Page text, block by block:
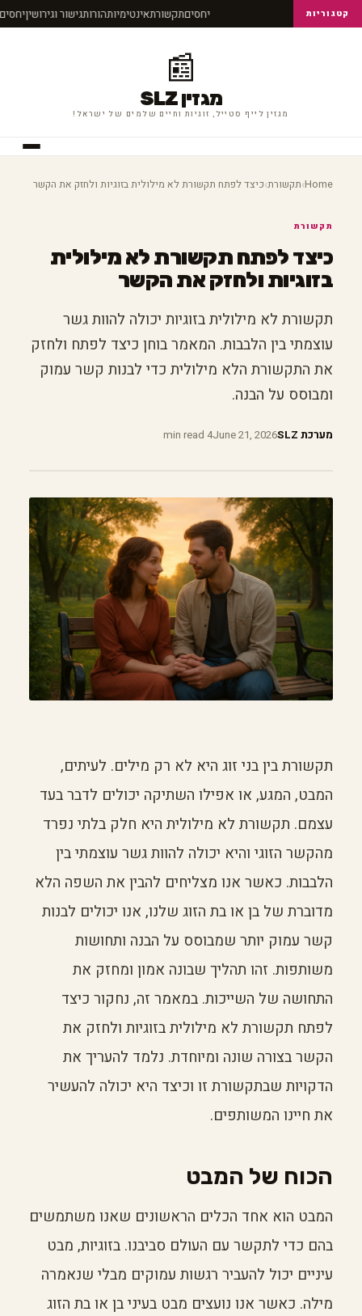
קטגוריות יחסיםתקשורתאינטימיותהורותגישור וגירושין
📰
מגזין SLZ
מגזין לייף סטייל, זוגיות וחיים שלמים של ישראל!
Home
›תקשורת›כיצד לפתח תקשורת לא מילולית בזוגיות ולחזק את הקשר
תקשורת
כיצד לפתח תקשורת לא מילולית
בזוגיות ולחזק את הקשר
תקשורת לא מילולית בזוגיות יכולה להוות גשר
עוצמתי בין הלבבות. המאמר בוחן כיצד לפתח ולחזק
את התקשורת הלא מילולית כדי לבנות קשר עמוק
ומבוסס על הבנה.
מערכת SLZ June 21, 2026
4 min read
תקשורת בין בני זוג היא לא רק מילים. לעיתים,
המבט, המגע, או אפילו השתיקה יכולים לדבר בעד
עצמם. תקשורת לא מילולית היא חלק בלתי נפרד
מהקשר הזוגי והיא יכולה להוות גשר עוצמתי בין
הלבבות. כאשר אנו מצליחים להבין את השפה הלא
מדוברת של בן או בת הזוג שלנו, אנו יכולים לבנות
קשר עמוק יותר שמבוסס על הבנה ותחושות
משותפות. זהו תהליך שבונה אמון ומחזק את
התחושה של השייכות. במאמר זה, נחקור כיצד
לפתח תקשורת לא מילולית בזוגיות ולחזק את
הקשר בצורה שונה ומיוחדת. נלמד להעריך את
הדקויות שבתקשורת זו וכיצד היא יכולה להעשיר
את חיינו המשותפים.
הכוח של המבט
המבט הוא אחד הכלים הראשונים שאנו משתמשים
בהם כדי לתקשר עם העולם סביבנו. בזוגיות, מבט
עיניים יכול להעביר רגשות עמוקים מבלי שנאמרה
מילה. כאשר אנו נועצים מבט בעיני בן או בת הזוג